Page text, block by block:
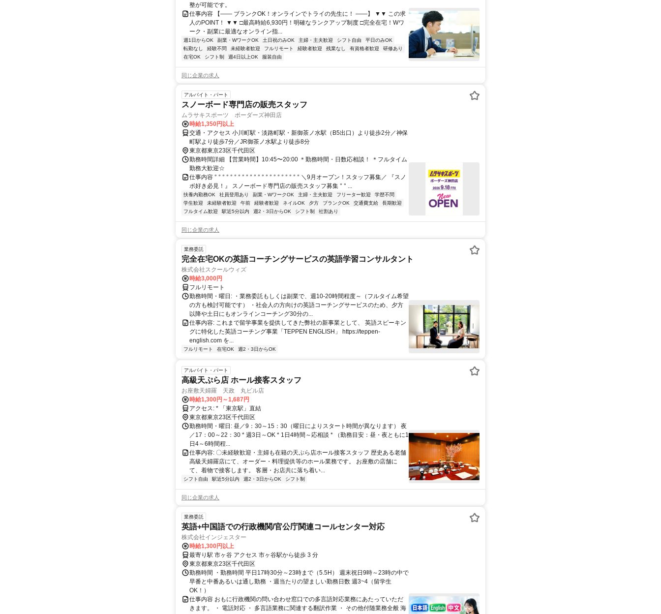
整が可能です。
仕事内容 【―― ブランクOK！オンラインでトライの先生に！ ――】 ▼▼ この求
人のPOINT！ ▼▼ □最高時給6,930円！明確なランクアップ制度 □完全在宅！Wワ
ーク・副業に最適なオンライン指...
週1日からOK 副業・WワークOK 土日祝のみOK 主婦・主夫歓迎 シフト自由
平日のみOK
転勤なし
経験不問 未経験者歓迎 フルリモート 経験者歓迎 残業なし 有資格者歓迎
研修あり
在宅OK
シフト制 週4日以上OK 服装自由
同じ企業の求人
アルバイト・パート
スノーボード専門店の販売スタッフ
ムラサキスポーツ ボーダーズ神田店
時給1,350円以上
交通・アクセス 小川町駅・淡路町駅・新御茶ノ水駅（B5出口）より徒歩2分／神保
町駅より徒歩7分／JR御茶ノ水駅より徒歩8分
東京都東京23区千代田区
勤務時間詳細 【営業時間】10:45〜20:00 ＊勤務時間・日数応相談！ ＊フルタイム
勤務大歓迎☆
仕事内容 ° ° ° ° ° ° ° ° ° ° ° ° ° ° ° ° ° ° ° ° ° ° ＼9月オープン！スタッフ募集／ 『スノ
ボ好き必見！』 スノーボード専門店の販売スタッフ募集 ° ° ...
扶養内勤務OK 社員登用あり 副業・WワークOK 主婦・主夫歓迎 フリーター歓迎
学歴不問
学生歓迎
未経験者歓迎 午前 経験者歓迎 ネイルOK 夕方 ブランクOK 交通費支給
長期歓迎
フルタイム歓迎
駅近5分以内 週2・3日からOK シフト制 社割あり
同じ企業の求人
業務委託
完全在宅OKの英語コーチングサービスの英語学習コンサルタント
株式会社スクールウィズ
時給3,000円
フルリモート
勤務時間・曜日: ・業務委託もしくは副業で、週10-20時間程度～（フルタイム希望
の方も検討可能です） ・社会人の方向けの英語コーチングサービスのため、夕方
以降や土日にもオンラインコーチング30分の...
仕事内容: これまで留学事業を提供してきた弊社の新事業として、 英語スピーキン
グに特化した英語コーチング事業「TEPPEN ENGLISH」 https://teppen-
english.com を...
フルリモート 在宅OK 週2・3日からOK
アルバイト・パート
高級天ぷら店 ホール接客スタッフ
お座敷天婦羅 天政 丸ビル店
時給1,300円～1,687円
アクセス: * 「東京駅」直結
東京都東京23区千代田区
勤務時間・曜日: 昼／9：30～15：30（曜日によりスタート時間が異なります） 夜
／17：00～22：30 * 週3日～OK * 1日4時間～応相談 * （勤務目安：昼・夜ともに1
日4～6時間程...
仕事内容: 〇未経験歓迎・主婦も在籍の天ぷら店ホール接客スタッフ 歴史ある老舗
高級天婦羅店にて、オーダー・料理提供等のホール業務です。 お座敷の店舗に
て、着物で接客します。 客層・お店共に落ち着い...
シフト自由 駅近5分以内 週2・3日からOK シフト制
同じ企業の求人
業務委託
英語+中国語での行政機関/官公庁関連コールセンター対応
株式会社インジェスター
時給1,300円以上
最寄り駅 市ヶ谷 アクセス 市ヶ谷駅から徒歩 3 分
東京都東京23区千代田区
勤務時間 ・勤務時間 平日17時30分～23時まで（5.5H） 週末祝日9時～23時の中で
早番と中番あるいは通し勤務 ・週当たりの望ましい勤務日数 週3~4（留学生
OK！）
仕事内容 おもに行政機関の問い合わせ窓口での多言語対応業務にあたっていただ
きます。 ・ 電話対応 ・ 多言語業務に関連する翻訳作業 ・ その他付随業務全般 海